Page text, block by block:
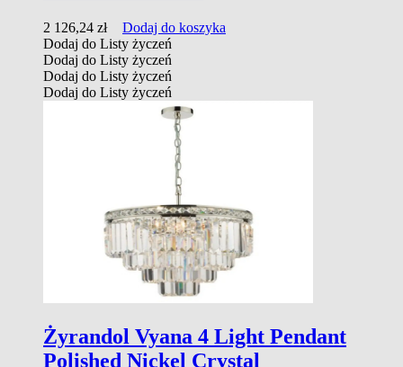
2 126,24 zł
Dodaj do koszyka
Dodaj do Listy życzeń
Dodaj do Listy życzeń
Dodaj do Listy życzeń
Dodaj do Listy życzeń
Żyrandol Vyana 4 Light Pendant
Polished Nickel Crystal